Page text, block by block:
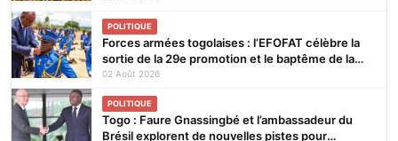
POLITIQUE
Forces armées togolaises : l’EFOFAT célèbre la
sortie de la 29e promotion et le baptême de la
30e
02 Août 2026
POLITIQUE
Togo : Faure Gnassingbé et l’ambassadeur du
Brésil explorent de nouvelles pistes pour